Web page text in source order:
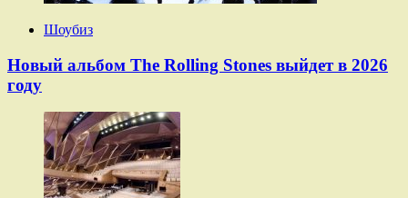
Шоубиз
Новый альбом The Rolling Stones выйдет в 2026
году